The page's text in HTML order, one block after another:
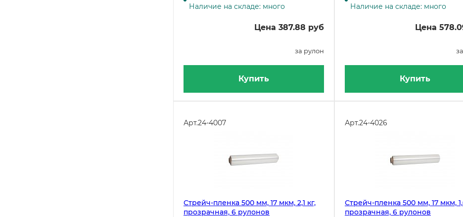
Наличие на складе: много
Цена 387.88 руб
за рулон
Купить
Наличие на складе: много
Цена
Купить
Арт.24-4007
Стрейч-пленка 500 мм, 17 мкм, 2,1 кг,
прозрачная, 6 рулонов
Арт.24-4026
Стрейч-пленка 500 мм, 17 мкм,
прозрачная, 6 рулонов